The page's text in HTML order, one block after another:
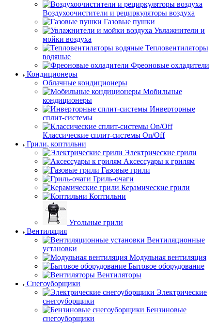
Воздухоочистители и рециркуляторы воздуха
Газовые пушки
Увлажнители и
мойки воздуха
Тепловентиляторы
водяные
Фреоновые охладители
Кондиционеры
Облачные кондиционеры
Мобильные
кондиционеры
Инверторные
сплит-системы
Классические сплит-системы On/Off
Грили, коптильни
Электрические грили
Аксессуары к грилям
Газовые грили
Гриль-очаги
Керамические грили
Коптильни
Угольные грили
Вентиляция
Вентиляционные
установки
Модульная вентиляция
Бытовое оборудование
Вентиляторы
Снегоуборщики
Электрические
снегоуборщики
Бензиновые
снегоуборщики